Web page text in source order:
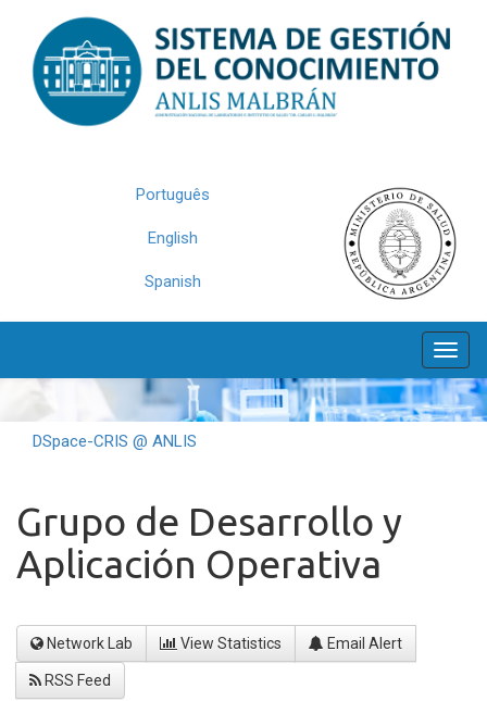
navigation
Português
English
Spanish
DSpace-CRIS @ ANLIS
Grupo de Desarrollo y
Aplicación Operativa
Network Lab View Statistics Email Alert
RSS Feed